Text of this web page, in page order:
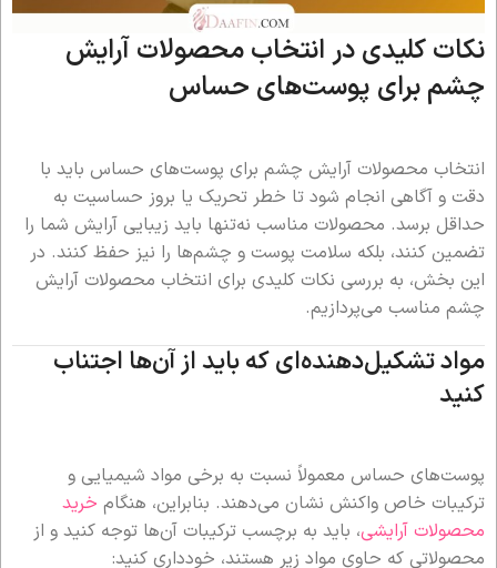
نکات کلیدی در انتخاب محصولات آرایش
چشم برای پوست‌های حساس
انتخاب محصولات آرایش چشم برای پوست‌های حساس باید با
دقت و آگاهی انجام شود تا خطر تحریک یا بروز حساسیت به
حداقل برسد. محصولات مناسب نه‌تنها باید زیبایی آرایش شما را
تضمین کنند، بلکه سلامت پوست و چشم‌ها را نیز حفظ کنند. در
این بخش، به بررسی نکات کلیدی برای انتخاب محصولات آرایش
چشم مناسب می‌پردازیم.
مواد تشکیل‌دهنده‌ای که باید از آن‌ها اجتناب
کنید
پوست‌های حساس معمولاً نسبت به برخی مواد شیمیایی و
ترکیبات خاص واکنش نشان می‌دهند. بنابراین، هنگام خرید
محصولات آرایشی، باید به برچسب ترکیبات آن‌ها توجه کنید و از
محصولاتی که حاوی مواد زیر هستند، خودداری کنید: